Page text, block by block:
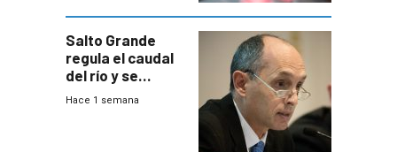
Salto Grande
regula el caudal
del río y se
prepara para un
Hace 1 semana